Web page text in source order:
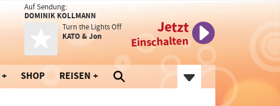
Auf Sendung:
DOMINIK KOLLMANN
Turn the Lights Off
KATO & Jon
Jetzt
Einschalten
SHOP REISEN